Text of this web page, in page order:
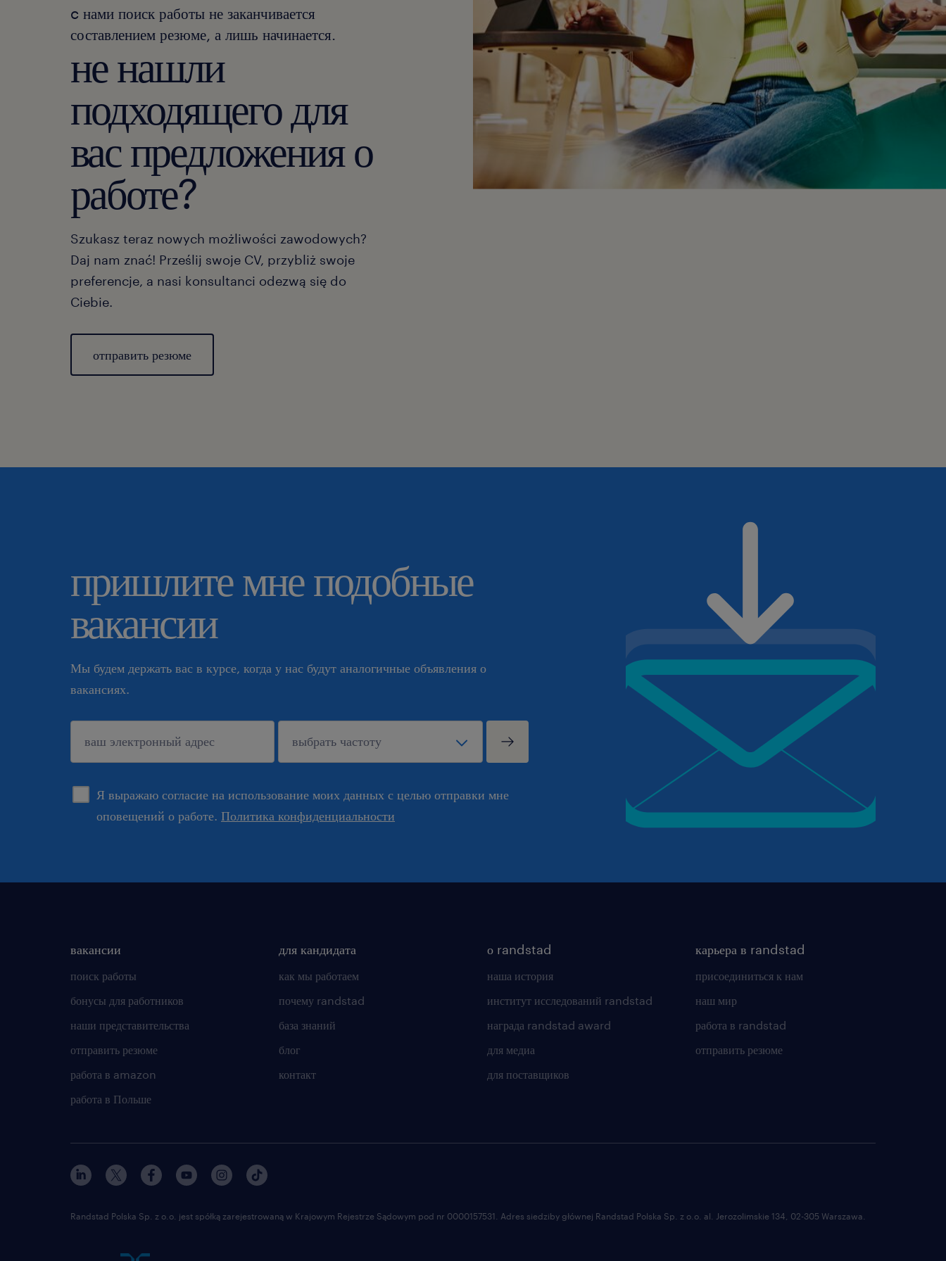
c нами поиск работы не заканчивается
составлением резюме, а лишь начинается.
не нашли
подходящего для
вас предложения о
работе?
Szukasz teraz nowych możliwości zawodowych?
Daj nam znać! Prześlij swoje CV, przybliż swoje
preferencje, a nasi konsultanci odezwą się do
Ciebie.
отправить резюме
пришлите мне подобные
вакансии
Мы будем держать вас в курсе, когда у нас будут аналогичные объявления о
вакансиях.
Я выражаю согласие на использование моих данных с целью отправки мне
оповещений о работе. Политика конфиденциальности
подтверждать
вакансии
поиск работы
бонусы для работников
наши представительства
отправить резюме
работа в amazon
работа в Польше
для кандидата
как мы работаем
почему randstad
база знаний
блог
контакт
о randstad
наша история
институт исследований randstad
награда randstad award
для медиа
для поставщиков
карьера в randstad
присоединиться к нам
наш мир
работа в randstad
отправить резюме
Randstad Polska Sp. z o.o. jest spółką zarejestrowaną w Krajowym Rejestrze Sądowym pod nr 0000157531. Adres siedziby głównej Randstad Polska Sp. z o.o. al. Jerozolimskie 134, 02-305 Warszawa.